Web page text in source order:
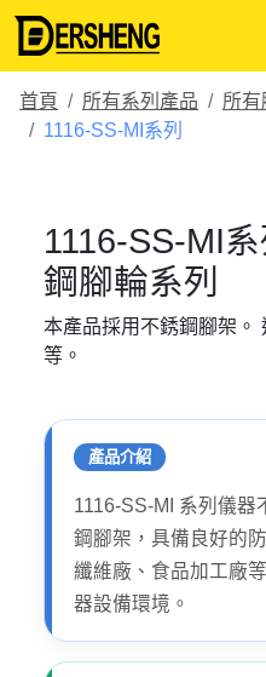
首頁 所有系列產品 所有
1116-SS-MI系列
1116-SS-MI
鋼腳輪系列
本產品採用不銹鋼腳架。
等。
產品介紹
1116-SS-MI 系列儀器
鋼腳架，具備良好的
纖維廠、食品加工廠
器設備環境。